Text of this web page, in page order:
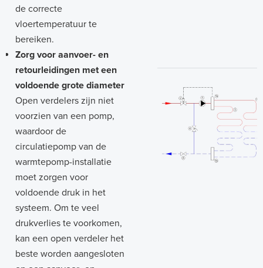
de correcte
vloertemperatuur te
bereiken.
Zorg voor aanvoer- en
retourleidingen met een
voldoende grote diameter
Open verdelers zijn niet
voorzien van een pomp,
waardoor de
circulatiepomp van de
warmtepomp-installatie
moet zorgen voor
voldoende druk in het
systeem. Om te veel
drukverlies te voorkomen,
kan een open verdeler het
beste worden aangesloten